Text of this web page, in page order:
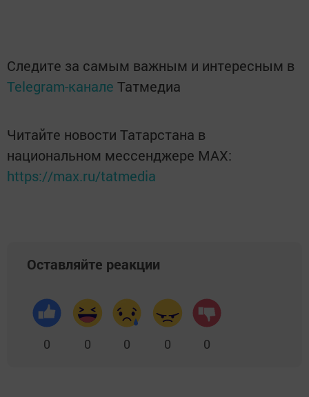
Следите за самым важным и интересным в
Telegram-канале Татмедиа
Читайте новости Татарстана в
национальном мессенджере MАХ:
https://max.ru/tatmedia
Оставляйте реакции
0 0 0 0 0